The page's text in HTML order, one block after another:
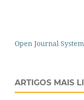
Open Journal
ARTIGOS MAIS